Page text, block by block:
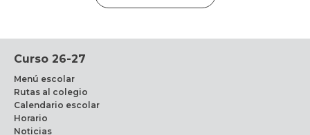
Curso 26-27
Menú escolar
Rutas al colegio
Calendario escolar
Horario
Noticias